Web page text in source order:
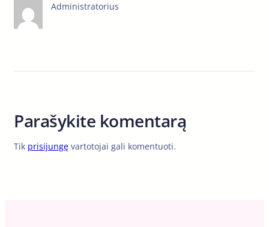
Administratorius
Parašykite komentarą
Tik prisijungę vartotojai gali komentuoti.